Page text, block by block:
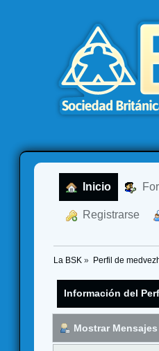
Inicio
Registrarse
La BSK » Perfil de
Información del
Mostrar Mensajes